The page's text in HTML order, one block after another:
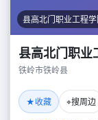
县高北门职业工程
县高北门职业
铁岭市铁岭县
★收藏 ⌖搜周边